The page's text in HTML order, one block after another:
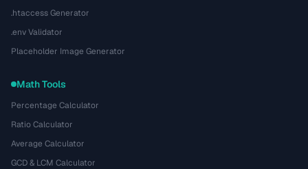
.htaccess Generator
.env Validator
Placeholder Image Generator
Math Tools
Percentage Calculator
Ratio Calculator
Average Calculator
GCD & LCM Calculator